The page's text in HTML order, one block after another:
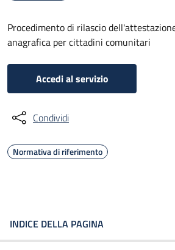
Procedimento di rilascio
anagrafica per cittadini comunitari
Accedi al servizio
Condividi
Normativa di riferimento
INDICE DELLA PAGINA